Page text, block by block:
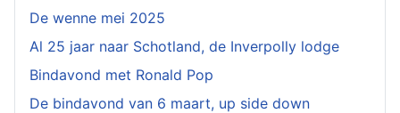
De wenne mei 2025
Al 25 jaar naar Schotland, de Inverpolly lodge
Bindavond met Ronald Pop
De bindavond van 6 maart, up side down